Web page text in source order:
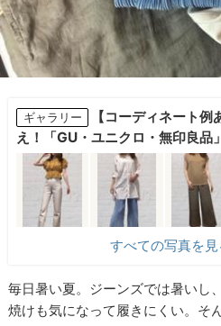
ギャラリー
【コーディネート
え！「GU・ユニクロ・無印良品
すべての写真を見
毎日暑い夏。ジーンズでは暑いし
焼けも気になって履きにくい。そ